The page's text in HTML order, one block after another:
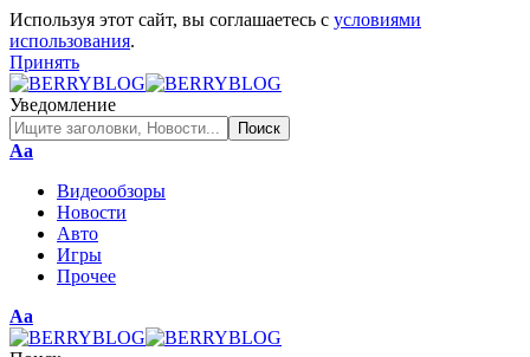
Используя этот сайт, вы соглашаетесь с условиями
использования.
Принять
Уведомление
Изменение
шрифта
Аа
Видеообзоры
Новости
Авто
Игры
Прочее
Изменение
размера
Аа